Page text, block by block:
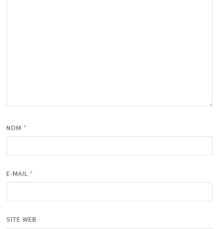
NOM *
E-MAIL *
SITE WEB